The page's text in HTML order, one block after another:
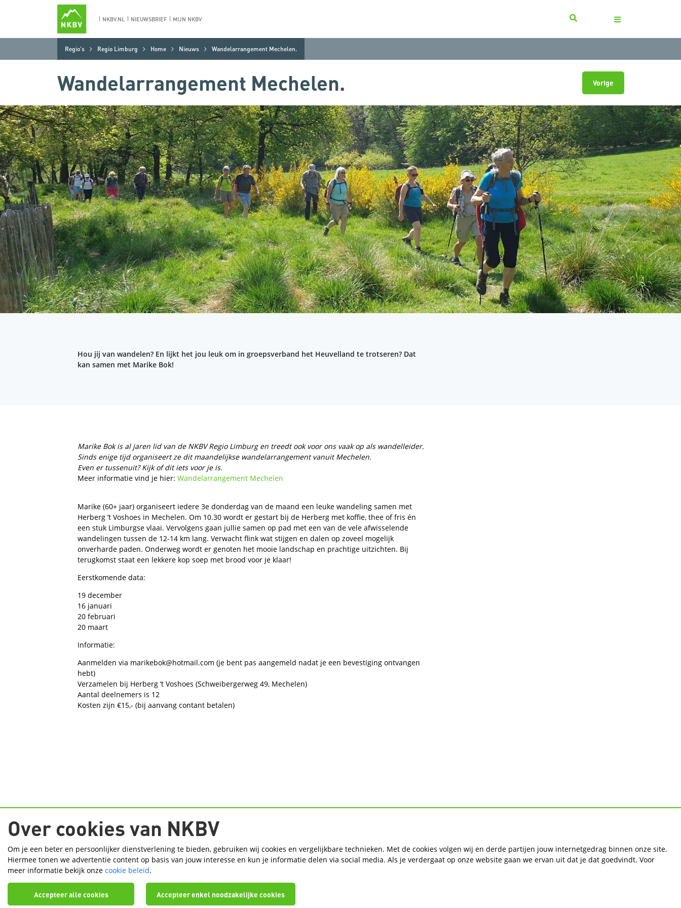
NKBV.NL NIEUWSBRIEF MIJN NKBV
Regio's Regio Limburg Home Nieuws Wandelarrangement Mechelen.
Wandelarrangement Mechelen. Vorige
Hou jij van wandelen? En lijkt het jou leuk om in groepsverband het Heuvelland te trotseren? Dat
kan samen met Marike Bok!
Marike Bok is al jaren lid van de NKBV Regio Limburg en treedt ook voor ons vaak op als wandelleider.
Sinds enige tijd organiseert ze dit maandelijkse wandelarrangement vanuit Mechelen.
Even er tussenuit? Kijk of dit iets voor je is.
Meer informatie vind je hier: Wandelarrangement Mechelen
Marike (60+ jaar) organiseert iedere 3e donderdag van de maand een leuke wandeling samen met
Herberg ’t Voshoes in Mechelen. Om 10.30 wordt er gestart bij de Herberg met koffie, thee of fris én
een stuk Limburgse vlaai. Vervolgens gaan jullie samen op pad met een van de vele afwisselende
wandelingen tussen de 12-14 km lang. Verwacht flink wat stijgen en dalen op zoveel mogelijk
onverharde paden. Onderweg wordt er genoten het mooie landschap en prachtige uitzichten. Bij
terugkomst staat een lekkere kop soep met brood voor je klaar!
Eerstkomende data:
19 december
16 januari
20 februari
20 maart
Informatie:
Aanmelden via marikebok@hotmail.com (je bent pas aangemeld nadat je een bevestiging ontvangen
hebt)
Verzamelen bij Herberg ’t Voshoes (Schweibergerweg 49, Mechelen)
Aantal deelnemers is 12
Kosten zijn €15,- (bij aanvang contant betalen)
Handige pagina's
Contact Tochten Wiki
Volg de regio op social media
Over cookies van NKBV
Om je een beter en persoonlijker dienstverlening te bieden, gebruiken wij cookies en vergelijkbare technieken. Met de cookies volgen wij en derde partijen jouw internetgedrag binnen onze site.
Hiermee tonen we advertentie content op basis van jouw interesse en kun je informatie delen via social media. Als je verdergaat op onze website gaan we ervan uit dat je dat goedvindt. Voor
meer informatie bekijk onze cookie beleid.
Accepteer alle cookies Accepteer enkel noodzakelijke cookies